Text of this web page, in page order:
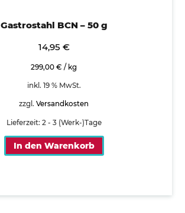
Gastrostahl BCN – 50 g
14,95 €
299,00€ / kg
inkl. 19 % MwSt.
zzgl.Versandkosten
Lieferzeit: 2 - 3 (Werk-)Tage
In den Warenkorb